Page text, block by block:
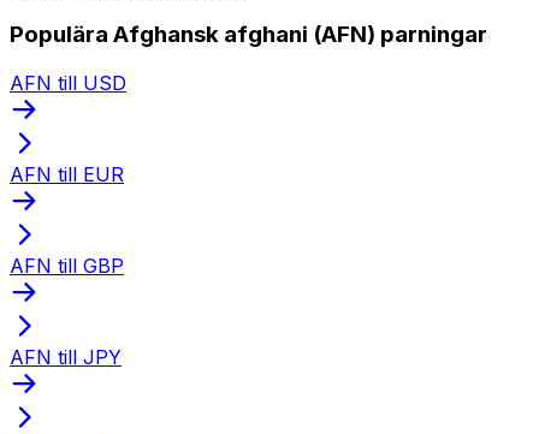
Populära Afghansk afghani (AFN) parningar
AFN till USD
AFN till EUR
AFN till GBP
AFN till JPY